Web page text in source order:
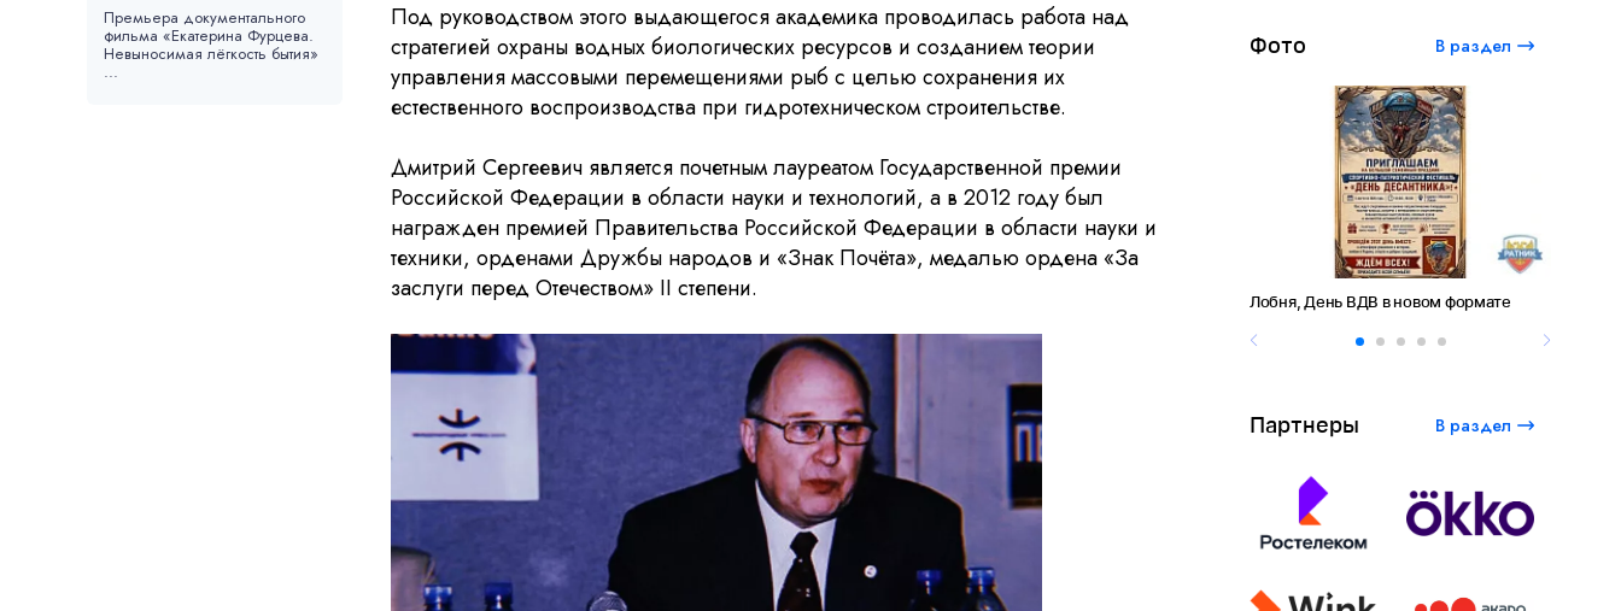
Премьера документального
фильма «Екатерина Фурцева.
Невыносимая лёгкость бытия»
...
Под руководством этого выдающегося академика проводилась работа над
стратегией охраны водных биологических ресурсов и созданием теории
управления массовыми перемещениями рыб с целью сохранения их
естественного воспроизводства при гидротехническом строительстве.
Дмитрий Сергеевич является почетным лауреатом Государственной премии
Российской Федерации в области науки и технологий, а в 2012 году был
награжден премией Правительства Российской Федерации в области науки и
техники, орденами Дружбы народов и «Знак Почёта», медалью ордена «За
заслуги перед Отечеством» II степени.
Фото В раздел
Герасимову
Лобня, День ВДВ в новом формате
Партнеры В раздел